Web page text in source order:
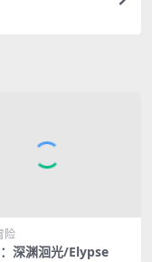
险
深渊洄光/Elypse